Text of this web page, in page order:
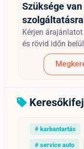
Szüksége
Kérjen
és rövid időn
sell
# karbantartás
# service auto